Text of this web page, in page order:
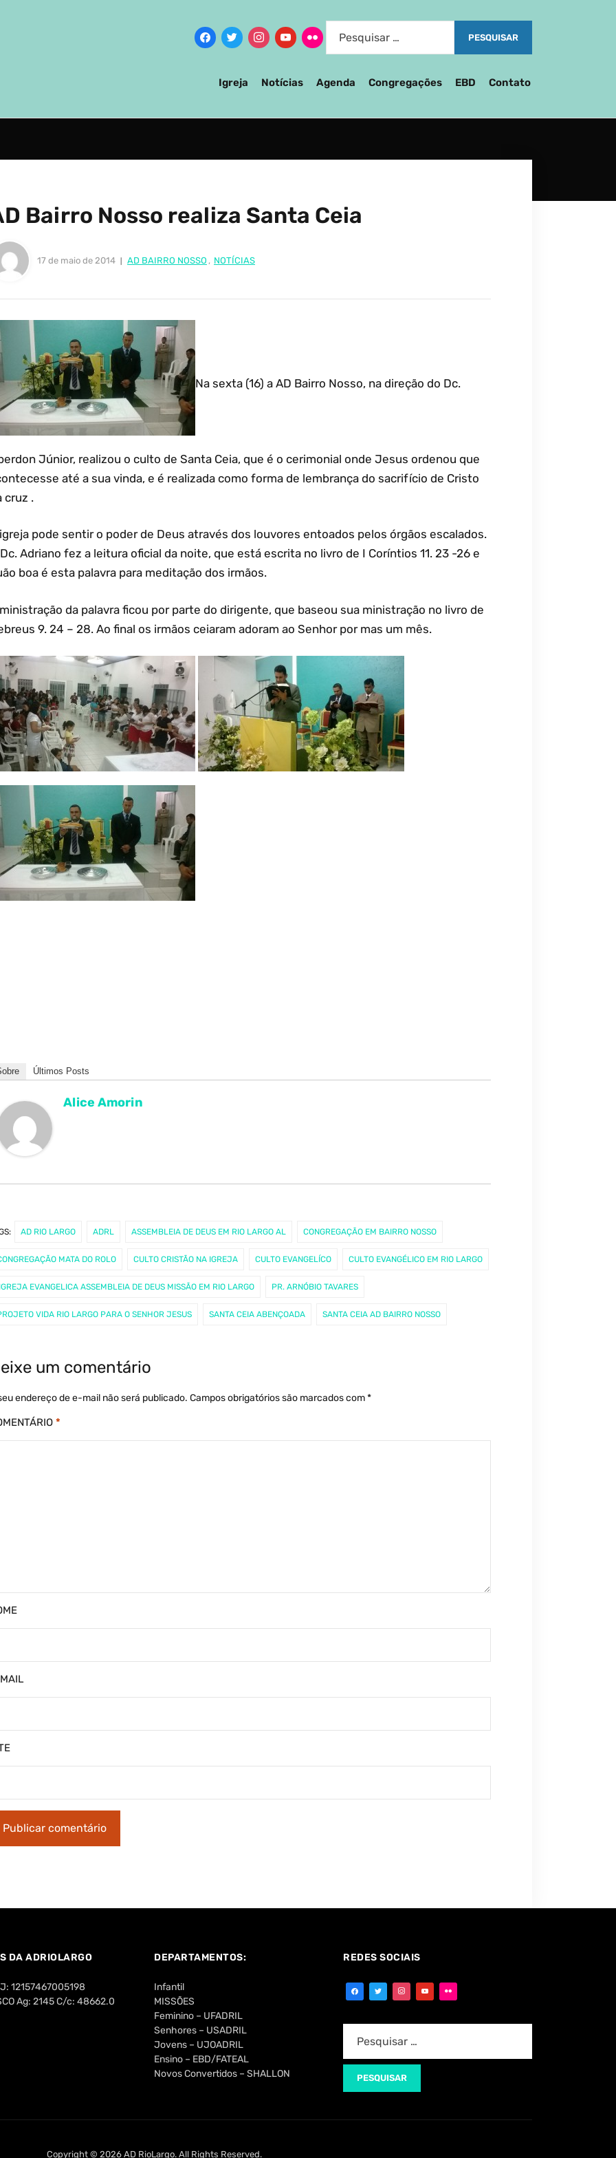
Igreja Notícias Agenda Congregações EBD Contato
Bairro Nosso realiza Santa Ceia
17 de maio de 2014 AD BAIRRO NOSSO , NOTÍCIAS
Na sexta (16) a AD Bairro Nosso, na direção do Dc.
Júnior, realizou o culto de Santa Ceia, que é o cerimonial onde Jesus ordenou que
até a sua vinda, e é realizada como forma de lembrança do sacrifício de Cristo
cruz .
pode sentir o poder de Deus através dos louvores entoados pelos órgãos escalados.
Adriano fez a leitura oficial da noite, que está escrita no livro de I Coríntios 11. 23 -26 e
boa é esta palavra para meditação dos irmãos.
da palavra ficou por parte do dirigente, que baseou sua ministração no livro de
9. 24 – 28. Ao final os irmãos ceiaram adoram ao Senhor por mas um mês.
Últimos Posts
Alice Amorin
AD RIO LARGO ADRL ASSEMBLEIA DE DEUS EM RIO LARGO AL CONGREGAÇÃO EM BAIRRO NOSSO
MATA DO ROLO CULTO CRISTÃO NA IGREJA CULTO EVANGELÍCO CULTO EVANGÉLICO EM RIO LARGO
EVANGELICA ASSEMBLEIA DE DEUS MISSÃO EM RIO LARGO PR. ARNÓBIO TAVARES
VIDA RIO LARGO PARA O SENHOR JESUS SANTA CEIA ABENÇOADA SANTA CEIA AD BAIRRO NOSSO
um comentário
endereço de e-mail não será publicado. Campos obrigatórios são marcados com*
*
DA ADRIOLARGO
12157467005198
Ag: 2145 C/c: 48662.0
DEPARTAMENTOS:
Infantil
MISSÕES
Feminino – UFADRIL
Senhores – USADRIL
Jovens – UJOADRIL
Ensino – EBD/FATEAL
Novos Convertidos – SHALLON
REDES SOCIAIS
Copyright © 2026 AD RioLargo. All Rights Reserved.